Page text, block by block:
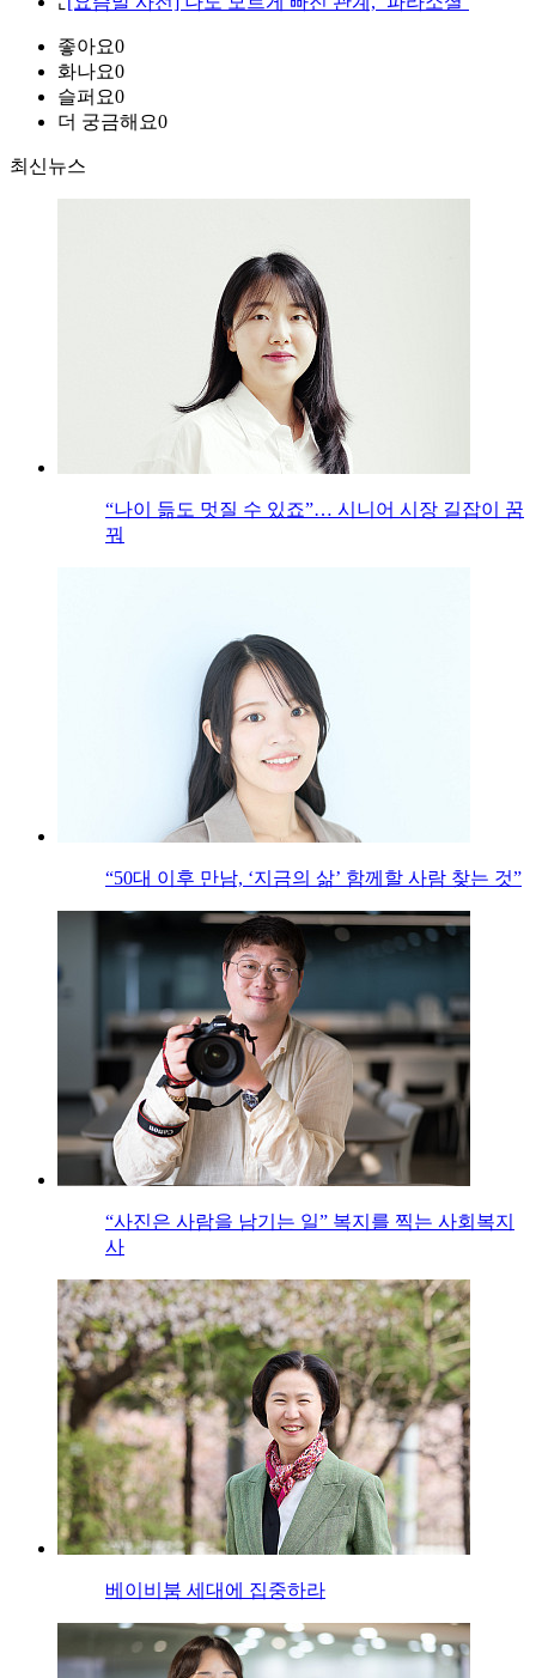
좋아요0
화나요0
슬퍼요0
더 궁금해요0
최신뉴스
“나이 듦도 멋질 수 있죠”… 시니어 시장 길잡이 꿈
꿔
“50대 이후 만남, ‘지금의 삶’ 함께할 사람 찾는 것”
“사진은 사람을 남기는 일” 복지를 찍는 사회복지
사
베이비붐 세대에 집중하라